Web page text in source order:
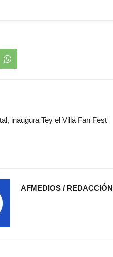
inaugura Tey el Villa Fan Fest
AFMEDIOS / REDACCIÓN